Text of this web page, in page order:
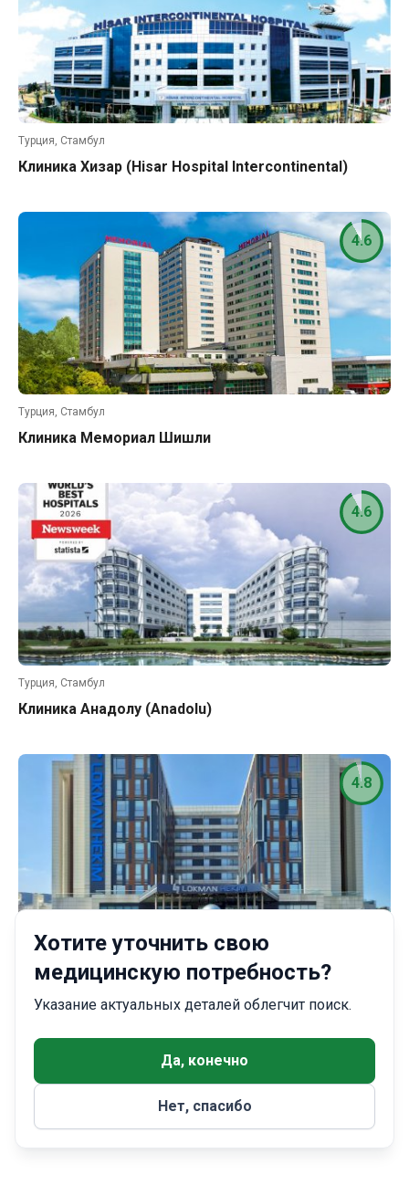
Турция, Стамбул
Клиника Хизар (Hisar Hospital Intercontinental)
Турция, Стамбул
Клиника Мемориал Шишли
4.6
Турция, Стамбул
Клиника Анадолу (Anadolu)
4.6
Турция, Стамбул
Госпиталь Локман Хеким Стамбул (Lokman Hekim
Istanbul)
4.8
Смотреть все клиники
Страны для лечения
Хотите уточнить свою
медицинскую потребность?
Указание актуальных деталей облегчит поиск.
Да, конечно
Нет, спасибо